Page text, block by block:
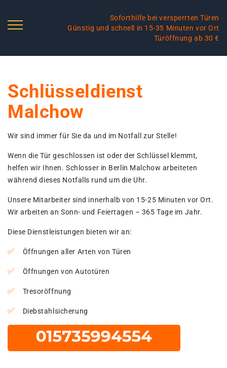
Soforthilfe bei versperrten Türen
Günstig und schnell in 15-35 Minuten vor Ort
Türöffnung ab 30 €
Schlüsseldienst
Malchow
Wir sind immer für Sie da und im Notfall zur Stelle!
Wenn die Tür geschlossen ist oder der Schlüssel klemmt,
helfen wir Ihnen. Schlosser in Berlin Malchow arbeiteten
während dieses Notfalls rund um die Uhr.
Unsere Mitarbeiter sind innerhalb von 15-25 Minuten vor Ort.
Wir arbeiten an Sonn- und Feiertagen – 365 Tage im Jahr.
Diese Dienstleistungen bieten wir an:
Öffnungen aller Arten von Türen
Öffnungen von Autotüren
Tresoröffnung
Diebstahlsicherung